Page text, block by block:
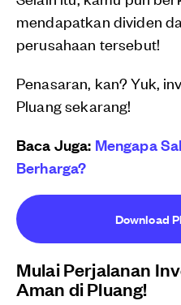
mendapatkan dividen
perusahaan tersebut!
Penasaran, kan? Yuk,
Pluang sekarang!
Baca Juga: Mengapa
Berharga?
Download
Mulai Perjalanan
Aman di Pluang!